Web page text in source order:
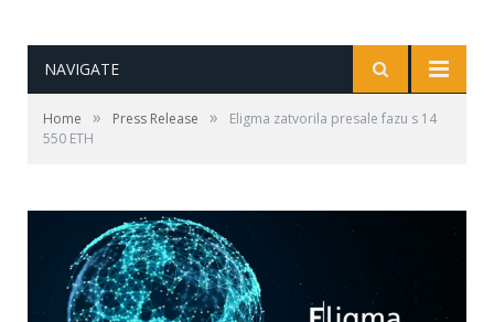
NAVIGATE
Home » Press Release »
Eligma zatvorila presale fazu s 14
550 ETH